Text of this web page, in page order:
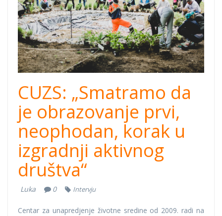
CUZS: „Smatramo da
je obrazovanje prvi,
neophodan, korak u
izgradnji aktivnog
društva“
Luka 0 Intervju
Centar za unapredjenje životne sredine od 2009. radi na